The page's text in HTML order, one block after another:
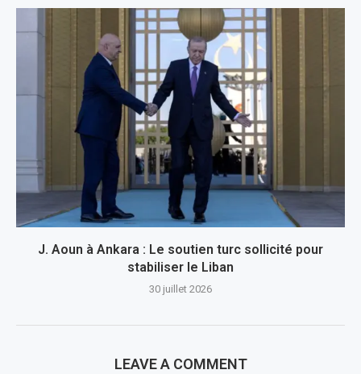
J. Aoun à Ankara : Le soutien turc sollicité pour
stabiliser le Liban
30 juillet 2026
LEAVE A COMMENT